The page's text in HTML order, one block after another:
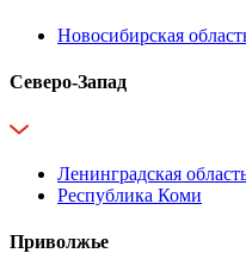
Новосибирская
Северо-Запад
Ленинградская
Республика Коми
Приволжье